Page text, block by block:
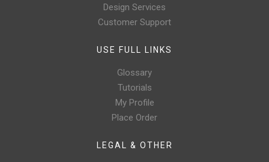
Design Services
Customer Support
USE FULL LINKS
Glossary
Tutorials
My Profile
Place Order
LEGAL & OTHER